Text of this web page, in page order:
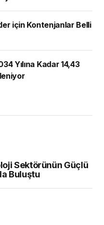
Belli
Yılına Kadar 14,43
Sektörünün Güçlü
Buluştu